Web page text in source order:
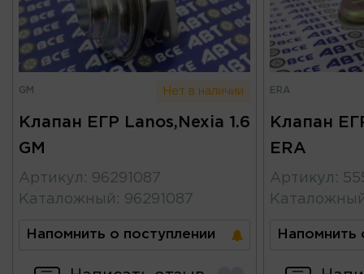
GM Нет в наличии
Клапан ЕГР Lanos,Nexia 1.6
GM
Артикул : 96291087
Каталожный : 96291087
Напомнить о поступлении
ERA
Клапан
ERA
Артикул :
Напомнить